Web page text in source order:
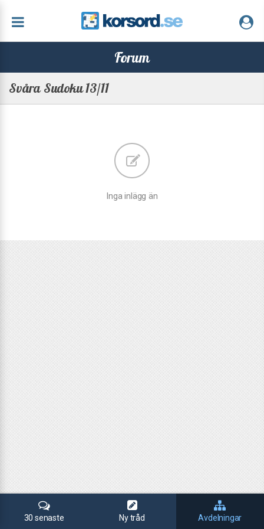
Forum
Svåra Sudoku 13/11
Inga inlägg än
30 senaste Ny tråd Avdelningar